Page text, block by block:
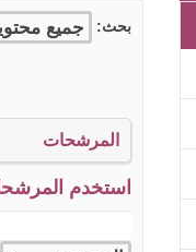
بحث:
المرشحات
استخدم